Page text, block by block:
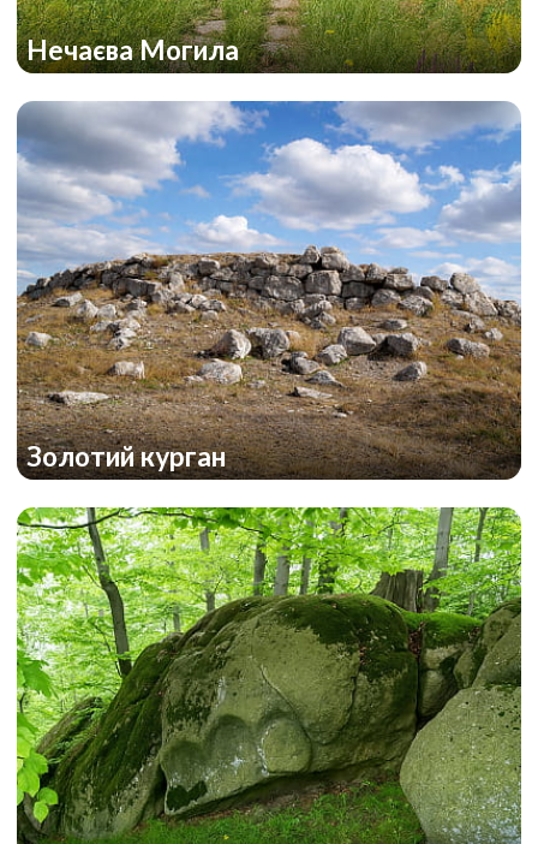
Нечаєва Могила
Золотий курган